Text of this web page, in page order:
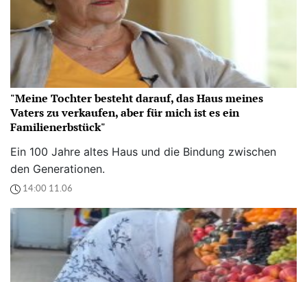
"Meine Tochter besteht darauf, das Haus meines
Vaters zu verkaufen, aber für mich ist es ein
Familienerbstück"
Ein 100 Jahre altes Haus und die Bindung zwischen
den Generationen.
14:00 11.06